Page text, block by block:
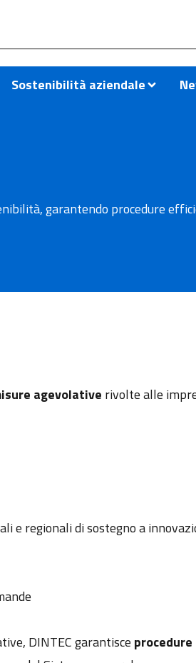
Sostenibilità aziendale
garantendo procedure
agevolative rivolte alle
e regionali di sostegno a
DINTEC garantisce